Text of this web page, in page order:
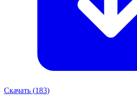
Скачать (183)